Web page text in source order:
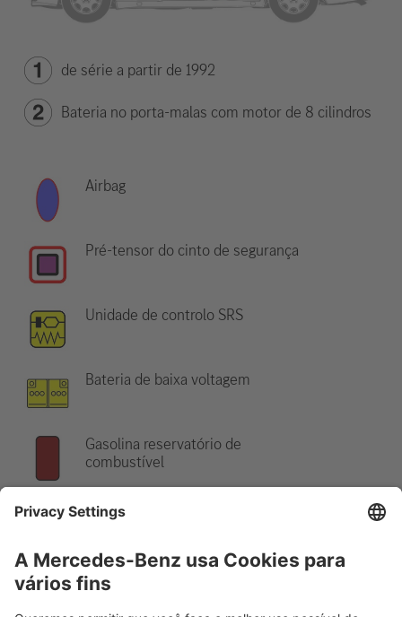
de série a partir de 1992
Bateria no porta-malas com motor de 8 cilindros
Airbag
Pré-tensor do cinto de segurança
Unidade de controlo SRS
Bateria de baixa voltagem
Gasolina reservatório de
combustível
Indicação:Para mais informações, por favor consulte o nosso